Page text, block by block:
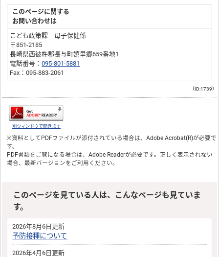
このページに関する
お問い合わせは
こども政策課 母子保健係
〒851-2185
長崎県西彼杵郡長与町嬉里郷659番地1
電話番号：095-801-5881
Fax：095-883-2061
（ID:1739）
別ウィンドウで開きます
※資料としてPDFファイルが添付されている場合は、Adobe Acrobat(R)が必要で
す。
PDF書類をご覧になる場合は、Adobe Readerが必要です。正しく表示されない
場合、最新バージョンをご利用ください。
このページを見ている人は、こんなページも見ていま
す。
2026年8月6日更新
予防接種について
2026年4月6日更新